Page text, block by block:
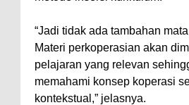
“Jadi tidak ada tambahan
Materi perkoperasian akan
pelajaran yang relevan
memahami konsep koperasi
kontekstual,” jelasnya.